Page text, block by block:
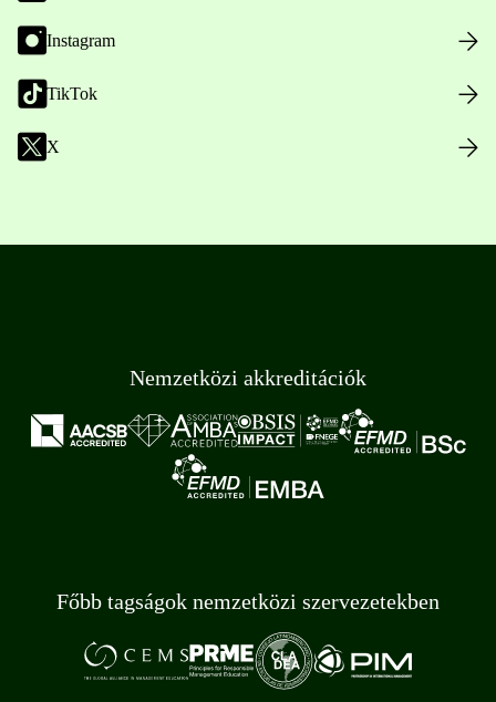
Instagram
TikTok
X
Nemzetközi akkreditációk
Főbb tagságok nemzetközi szervezetekben